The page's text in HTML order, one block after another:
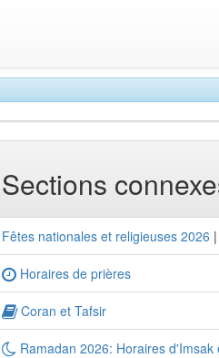
Sections
Fêtes nationales et religieuses 2026 |
Horaires de prières
Coran et Tafsir
Ramadan 2026: Horaires d'Imsak